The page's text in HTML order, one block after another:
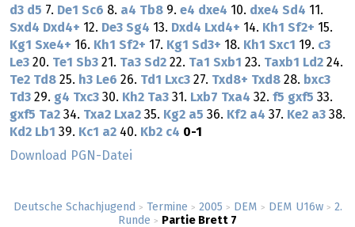
Deutsche Schachjugend > Termine > 2005 > DEM > DEM U16w > 2.
Runde > Partie Brett 7
d3 d5 7. De1 Sc6 8. a4 Tb8 9. e4 dxe4 10. dxe4 Sd4 11.
Sxd4 Dxd4+ 12. De3 Sg4 13. Dxd4 Lxd4+ 14. Kh1 Sf2+ 15.
Kg1 Sxe4+ 16. Kh1 Sf2+ 17. Kg1 Sd3+ 18. Kh1 Sxc1 19. c3
Le3 20. Te1 Sb3 21. Ta3 Sd2 22. Ta1 Sxb1 23. Taxb1 Ld2 24.
Te2 Td8 25. h3 Le6 26. Td1 Lxc3 27. Txd8+ Txd8 28. bxc3
Td3 29. g4 Txc3 30. Kh2 Ta3 31. Lxb7 Txa4 32. f5 gxf5 33.
gxf5 Ta2 34. Txa2 Lxa2 35. Kg2 a5 36. Kf2 a4 37. Ke2 a3 38.
Kd2 Lb1 39. Kc1 a2 40. Kb2 c4 0-1
Download PGN-Datei